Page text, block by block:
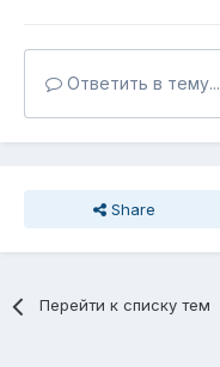
Ответить в тему...
Share
Перейти к списку тем